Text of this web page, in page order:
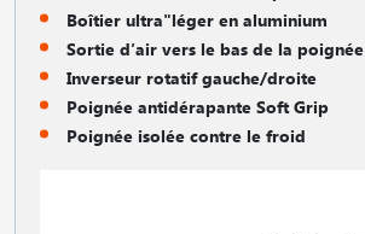
Boîtier ultra"léger en aluminium
Sortie d′air vers le bas de la poignée
Inverseur rotatif gauche/droite
Poignée antidérapante Soft Grip
Poignée isolée contre le froid